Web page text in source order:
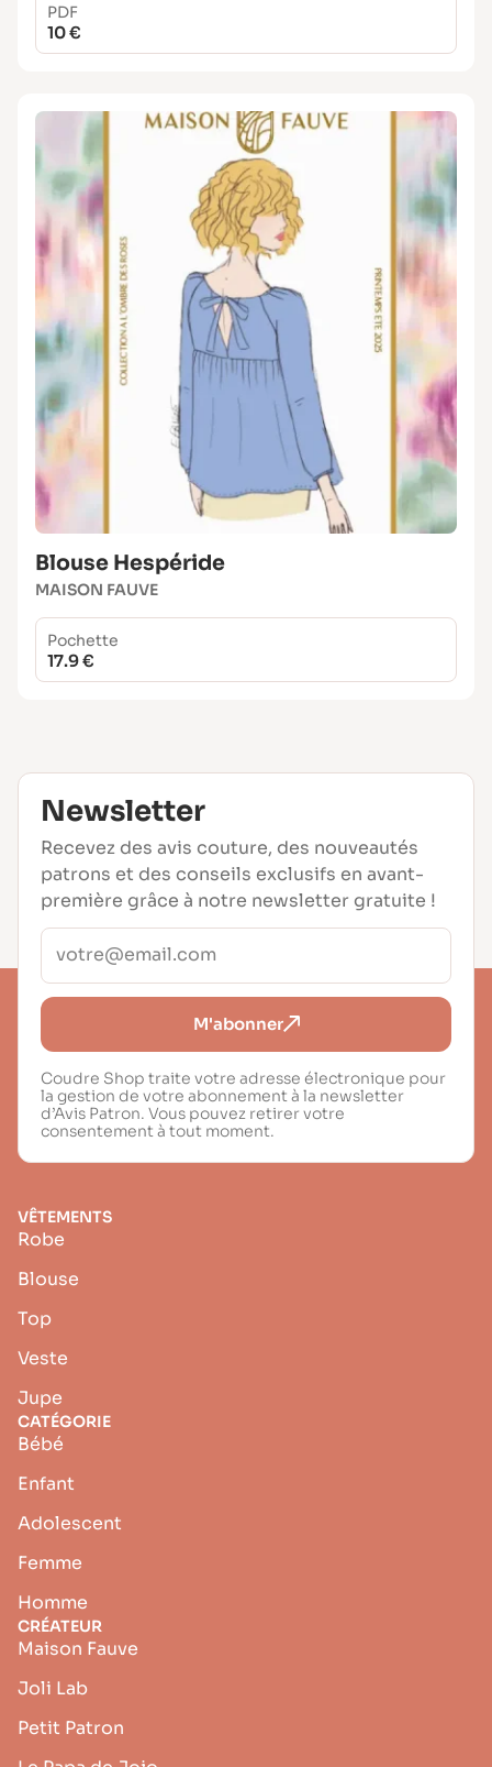
PDF
10 €
Blouse Hespéride
MAISON FAUVE
Pochette
17.9 €
Newsletter
Recevez des avis couture, des nouveautés
patrons et des conseils exclusifs en avant-
première grâce à notre newsletter gratuite !
M'abonner
Coudre Shop traite votre adresse électronique pour
la gestion de votre abonnement à la newsletter
d’Avis Patron. Vous pouvez retirer votre
consentement à tout moment.
VÊTEMENTS
Robe
Blouse
Top
Veste
Jupe
CATÉGORIE
Bébé
Enfant
Adolescent
Femme
Homme
CRÉATEUR
Maison Fauve
Joli Lab
Petit Patron